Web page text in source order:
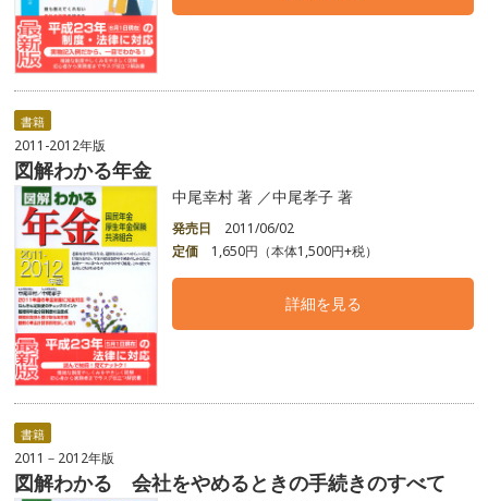
書籍
2011-2012年版
図解わかる年金
中尾幸村 著 ／中尾孝子 著
発売日
2011/06/02
定価
1,650円（本体1,500円+税）
詳細を見る
書籍
2011－2012年版
図解わかる 会社をやめるときの手続きのすべて